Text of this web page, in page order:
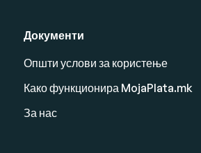
Документи
Општи услови за користење
Како функционира MojaPlata.mk
За нас